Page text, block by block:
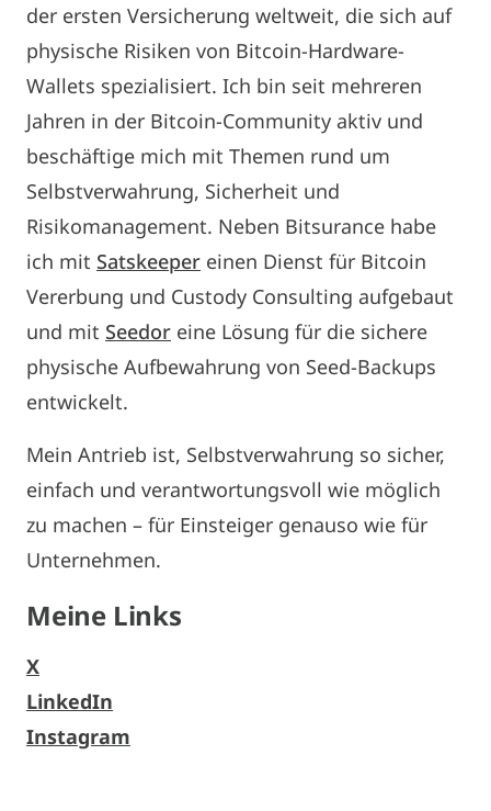
der ersten Versicherung weltweit, die sich auf
physische Risiken von Bitcoin-Hardware-
Wallets spezialisiert. Ich bin seit mehreren
Jahren in der Bitcoin-Community aktiv und
beschäftige mich mit Themen rund um
Selbstverwahrung, Sicherheit und
Risikomanagement. Neben Bitsurance habe
ich mit Satskeeper einen Dienst für Bitcoin
Vererbung und Custody Consulting aufgebaut
und mit Seedor eine Lösung für die sichere
physische Aufbewahrung von Seed-Backups
entwickelt.
Mein Antrieb ist, Selbstverwahrung so sicher,
einfach und verantwortungsvoll wie möglich
zu machen – für Einsteiger genauso wie für
Unternehmen.
Meine Links
X
LinkedIn
Instagram